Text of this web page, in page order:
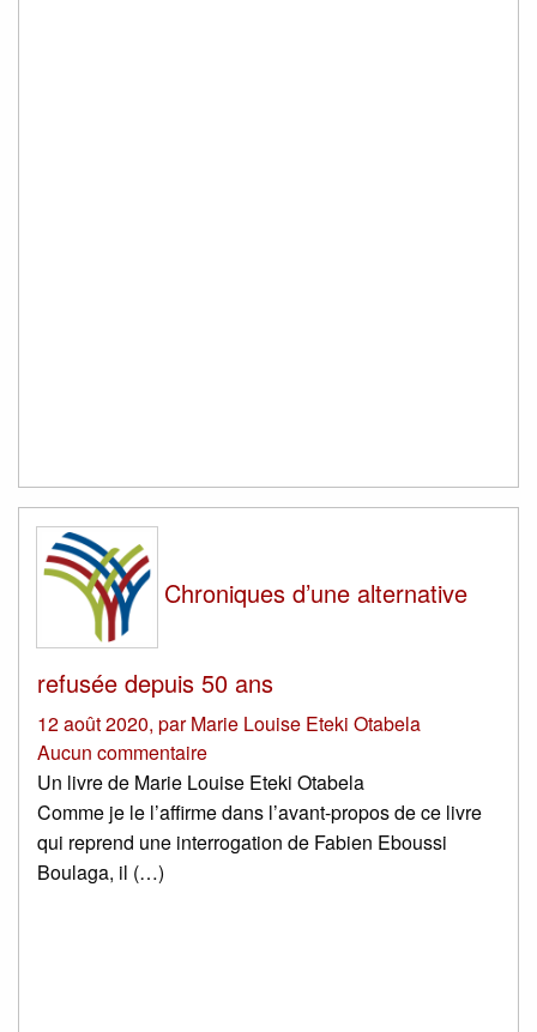
Chroniques d’une alternative
refusée depuis 50 ans
12 août 2020, parMarie Louise Eteki Otabela
Aucun commentaire
Un livre de Marie Louise Eteki Otabela
Comme je le l’affirme dans l’avant-propos de ce livre
qui reprend une interrogation de Fabien Eboussi
Boulaga, il (…)